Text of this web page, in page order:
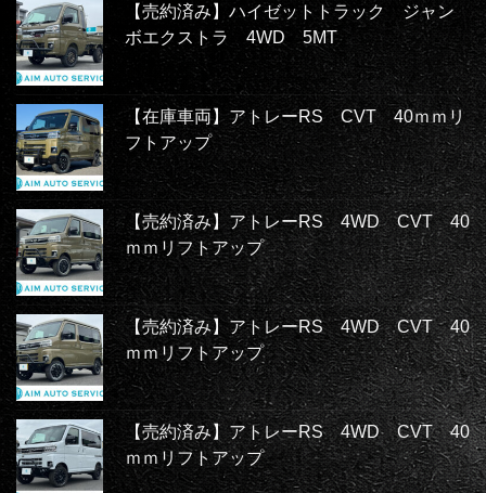
【売約済み】ハイゼットトラック ジャン
ボエクストラ 4WD 5MT
【在庫車両】アトレーRS CVT 40ｍｍリ
フトアップ
【売約済み】アトレーRS 4WD CVT 40
ｍｍリフトアップ
【売約済み】アトレーRS 4WD CVT 40
ｍｍリフトアップ
【売約済み】アトレーRS 4WD CVT 40
ｍｍリフトアップ